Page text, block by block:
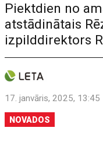
Piektdien no
atstādinātais
izpilddirektors
17. janvāris, 2025, 13:45
NOVADOS